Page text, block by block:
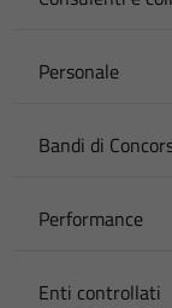
Personale
Bandi di
Performance
Enti controllati